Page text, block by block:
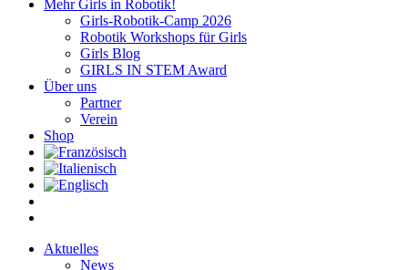
Mehr Girls in Robotik!
Girls-Robotik-Camp 2026
Robotik Workshops für Girls
Girls Blog
GIRLS IN STEM Award
Über uns
Partner
Verein
Shop
Aktuelles
News